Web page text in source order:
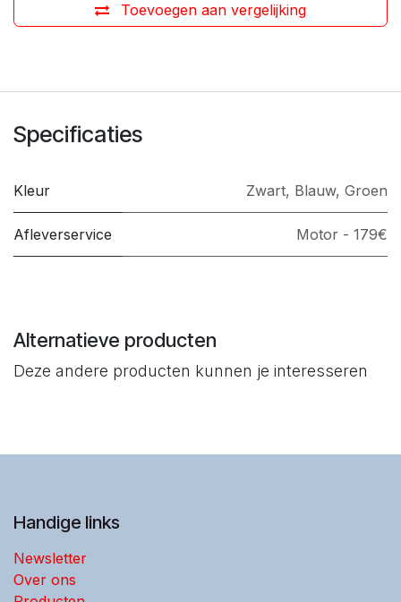
Toevoegen aan vergelijking
Specificaties
Kleur Zwart, Blauw, Groen
Afleverservice Motor - 179€
Alternatieve producten
Deze andere producten kunnen je interesseren
Handige links
Newsletter
Over ons